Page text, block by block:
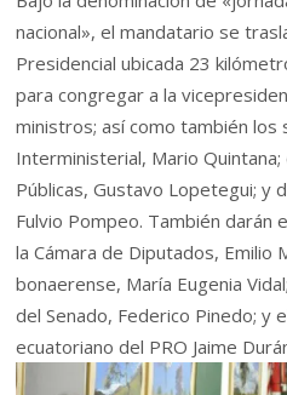
nacional», el mandatario se
Presidencial ubicada 23
para congregar a la
ministros; así como también los
Interministerial, Mario
Públicas, Gustavo Lopetegui; y
Fulvio Pompeo. También
la Cámara de Diputados, Emilio
bonaerense, María Eugenia
del Senado, Federico Pinedo; y
ecuatoriano del PRO Jaime